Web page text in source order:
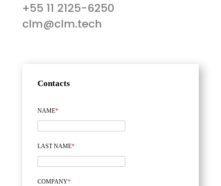
+55 11 2125-6250
clm@clm.tech
Contacts
NAME*
LAST NAME*
COMPANY*